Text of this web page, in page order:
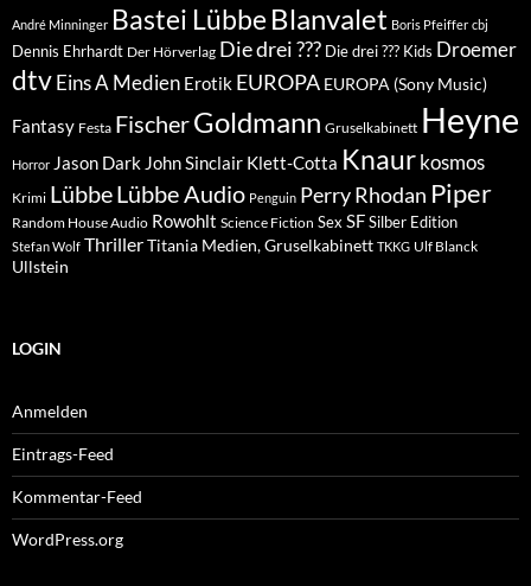
André Minninger Bastei Lübbe Blanvalet Boris Pfeiffer cbj
Dennis Ehrhardt Der Hörverlag Die drei ??? Die drei ??? Kids Droemer
dtvEins A Medien Erotik EUROPA EUROPA (Sony Music)
Fantasy Festa FischerGoldmann Gruselkabinett Heyne
Horror Jason Dark John Sinclair Klett-Cotta Knaur kosmos
Krimi LübbeLübbe Audio Penguin Perry Rhodan Piper
Random House Audio Rowohlt Science Fiction Sex SFSilber Edition
Stefan Wolf ThrillerTitania Medien, Gruselkabinett TKKG Ulf Blanck
Ullstein
LOGIN
Anmelden
Eintrags-Feed
Kommentar-Feed
WordPress.org